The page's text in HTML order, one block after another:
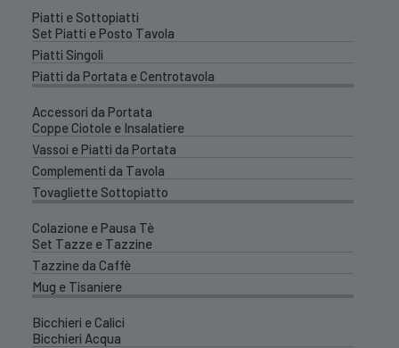
Piatti e Sottopiatti
Set Piatti e Posto Tavola
Piatti Singoli
Piatti da Portata e Centrotavola
Accessori da Portata
Coppe Ciotole e Insalatiere
Vassoi e Piatti da Portata
Complementi da Tavola
Tovagliette Sottopiatto
Colazione e Pausa Tè
Set Tazze e Tazzine
Tazzine da Caffè
Mug e Tisaniere
Bicchieri e Calici
Bicchieri Acqua